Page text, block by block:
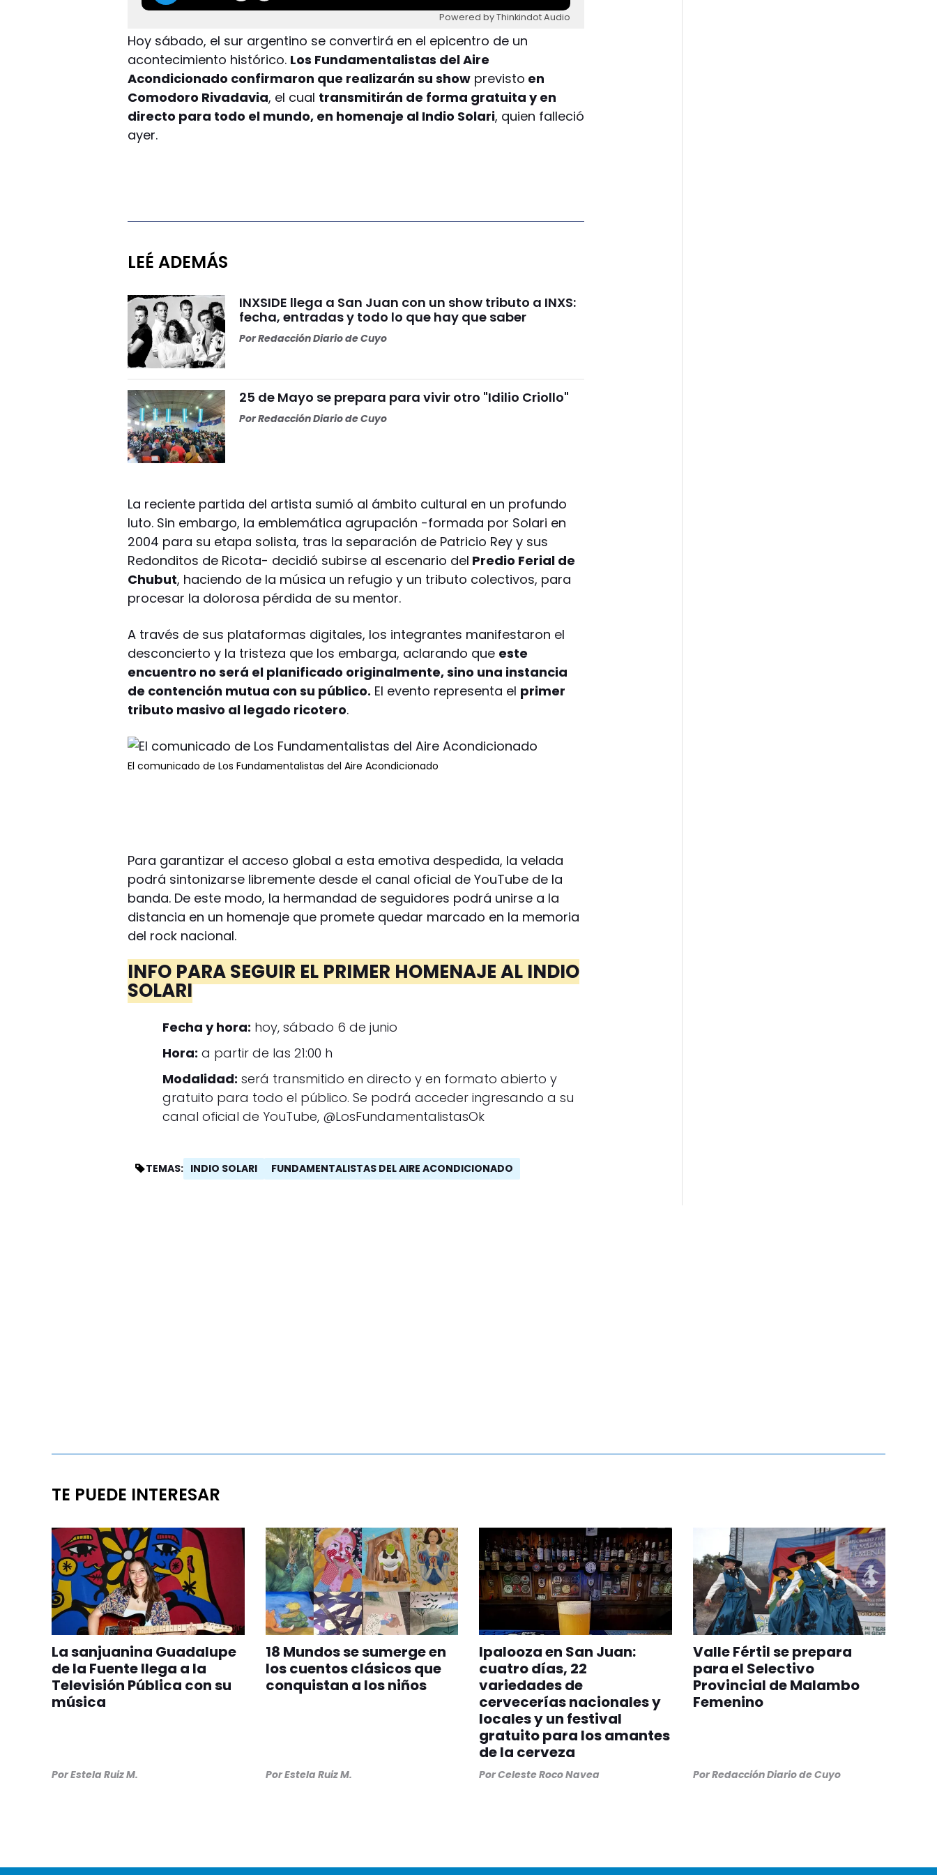
Powered by Thinkindot Audio
Hoy sábado, el sur argentino se convertirá en el epicentro de un
acontecimiento histórico. Los Fundamentalistas del Aire
Acondicionado confirmaron que realizarán su show previsto en
Comodoro Rivadavia, el cual transmitirán de forma gratuita y en
directo para todo el mundo, en homenaje al Indio Solari, quien falleció
ayer.
LEÉ ADEMÁS
INXSIDE llega a San Juan con un show tributo a INXS:
fecha, entradas y todo lo que hay que saber
PorRedacción Diario de Cuyo
25 de Mayo se prepara para vivir otro "Idilio Criollo"
PorRedacción Diario de Cuyo
La reciente partida del artista sumió al ámbito cultural en un profundo
luto. Sin embargo, la emblemática agrupación -formada por Solari en
2004 para su etapa solista, tras la separación de Patricio Rey y sus
Redonditos de Ricota- decidió subirse al escenario del Predio Ferial de
Chubut, haciendo de la música un refugio y un tributo colectivos, para
procesar la dolorosa pérdida de su mentor.
A través de sus plataformas digitales, los integrantes manifestaron el
desconcierto y la tristeza que los embarga, aclarando que este
encuentro no será el planificado originalmente, sino una instancia
de contención mutua con su público. El evento representa el primer
tributo masivo al legado ricotero.
El comunicado de Los Fundamentalistas del Aire Acondicionado
Para garantizar el acceso global a esta emotiva despedida, la velada
podrá sintonizarse libremente desde el canal oficial de YouTube de la
banda. De este modo, la hermandad de seguidores podrá unirse a la
distancia en un homenaje que promete quedar marcado en la memoria
del rock nacional.
INFO PARA SEGUIR EL PRIMER HOMENAJE AL INDIO
SOLARI
Fecha y hora: hoy, sábado 6 de junio
Hora: a partir de las 21:00 h
Modalidad: será transmitido en directo y en formato abierto y
gratuito para todo el público. Se podrá acceder ingresando a su
canal oficial de YouTube, @LosFundamentalistasOk
TEMAS: INDIO SOLARI FUNDAMENTALISTAS DEL AIRE ACONDICIONADO
TE PUEDE INTERESAR
La sanjuanina Guadalupe
de la Fuente llega a la
Televisión Pública con su
música
PorEstela Ruiz M.
18 Mundos se sumerge en
los cuentos clásicos que
conquistan a los niños
PorEstela Ruiz M.
Ipalooza en San Juan:
cuatro días, 22
variedades de
cervecerías nacionales y
locales y un festival
gratuito para los amantes
de la cerveza
PorCeleste Roco Navea
Valle Fértil se prepara
para el Selectivo
Provincial de Malambo
Femenino
PorRedacción Diario de Cuyo